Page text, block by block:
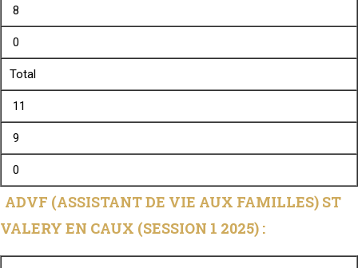
8
0
Total
11
9
0
ADVF (ASSISTANT DE VIE AUX FAMILLES) ST
VALERY EN CAUX (SESSION 1 2025) :